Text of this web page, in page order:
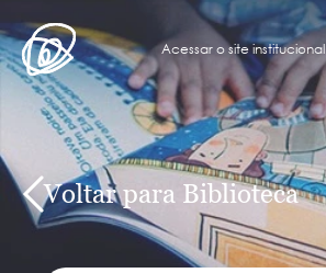
Acessar o site institucional
Voltar para Biblioteca